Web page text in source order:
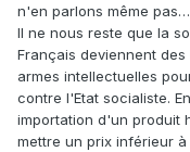
n'en parlons même pas…
Il ne nous reste que la
Français deviennent
armes intellectuelles
contre l'Etat socialiste.
importation d'un produit
mettre un prix inférieur